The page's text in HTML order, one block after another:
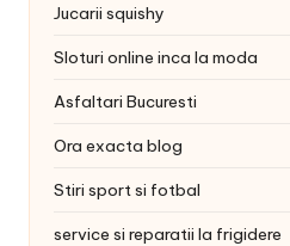
Jucarii squishy
Sloturi online inca la moda
Asfaltari Bucuresti
Ora exacta blog
Stiri sport si fotbal
service si reparatii la frigidere